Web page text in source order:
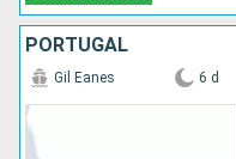
PORTUGAL
Gil Eanes 6 d